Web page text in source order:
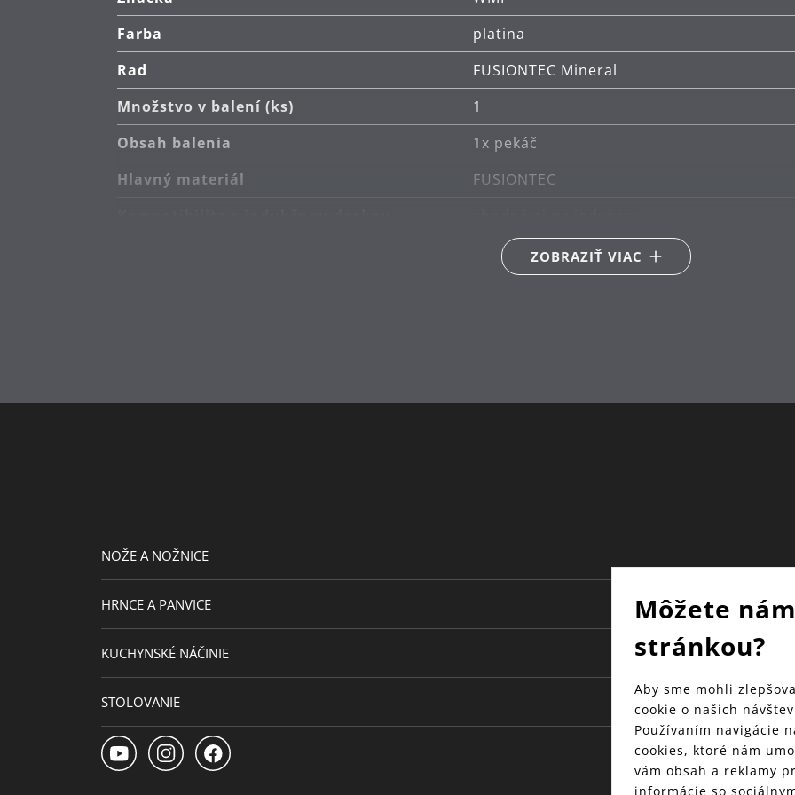
Záruka: WMF poskytuje záruku 30 rokov.
Farba
platina
Rad
FUSIONTEC Mineral
Množstvo v balení (ks)
1
Obsah balenia
1x pekáč
Hlavný materiál
FUSIONTEC
Vhodné pre keramické, plynové, elektrické
ZOBRAZIŤ VIAC
NOŽE A NOŽNICE
HRNCE A PANVICE
KUCHYNSKÉ NÁČINIE
STOLOVANIE
Môžete
stránkou?
Aby sme mohli
cookie o našich
Používaním navigácie
cookies, ktoré nám
vám obsah a reklamy
informácie so